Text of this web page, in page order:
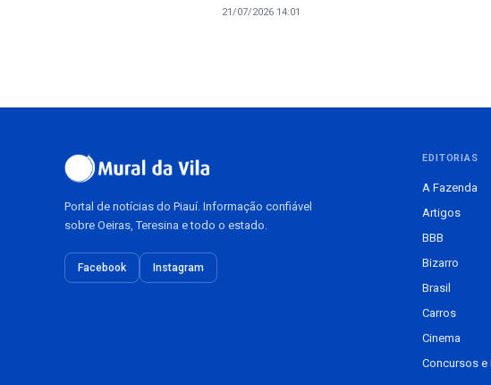
21/07/2026 14:01
Portal de notícias do Piauí. Informação confiável
sobre Oeiras, Teresina e todo o estado.
Facebook Instagram
EDITORIAS
A Fazenda
Artigos
BBB
Bizarro
Brasil
Carros
Cinema
Concursos e